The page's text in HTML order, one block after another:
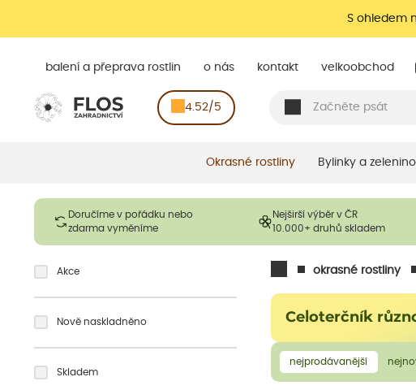
S ohledem
balení a přeprava rostlin o nás kontakt velkoobchod
4.52/5
Okrasné rostliny Bylinky a
Doručíme v pořádku nebo
zdarma vyměníme
Nejširší výběr v ČR
10.000+ druhů skladem
okrasné rostliny
Celoterčník
nejprodávanější
Akce
Nově naskladněno
Skladem